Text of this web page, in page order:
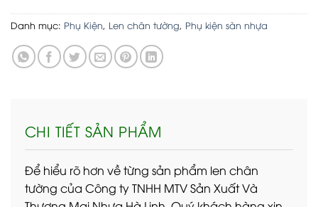
Danh mục: Phụ Kiện, Len chân tường, Phụ kiện sàn nhựa
CHI TIẾT SẢN PHẨM
Để hiểu rõ hơn về từng sản phẩm len chân
tường của Công ty TNHH MTV Sản Xuất Và